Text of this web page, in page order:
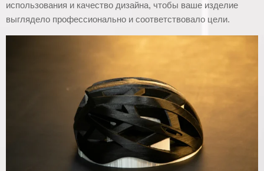
использования и качество дизайна, чтобы ваше изделие
выглядело профессионально и соответствовало цели.